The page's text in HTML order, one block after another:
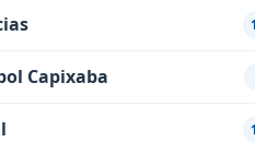
Capixaba